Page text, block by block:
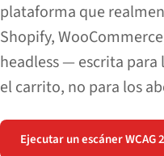
plataforma que
Shopify,
headless — escrita para
el carrito, no para los
Ejecutar un escáner